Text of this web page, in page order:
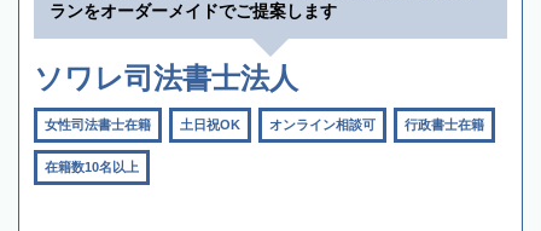
ランをオーダーメイドでご提案します
ソワレ司法書士法人
女性司法書士在籍 土日祝OK オンライン相談可 行政書士在籍
在籍数10名以上